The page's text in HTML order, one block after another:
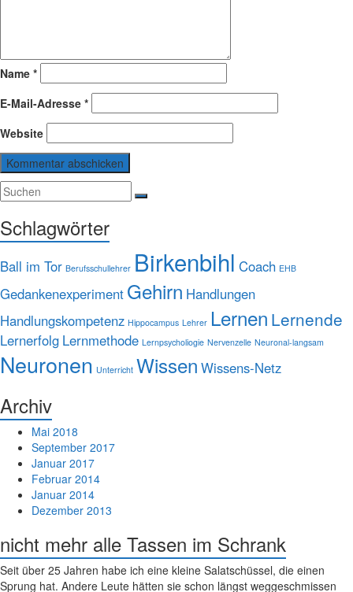
Name *
E-Mail-Adresse *
Website
Schlagwörter
Ball im Tor Berufsschullehrer Birkenbihl Coach EHB
Gedankenexperiment Gehirn Handlungen
Handlungskompetenz Hippocampus Lehrer Lernen Lernende
Lernerfolg Lernmethode Lernpsycholiogie Nervenzelle Neuronal-langsam
Neuronen Unterricht Wissen Wissens-Netz
Archiv
Mai 2018
September 2017
Januar 2017
Februar 2014
Januar 2014
Dezember 2013
nicht mehr alle Tassen im Schrank
Seit über 25 Jahren habe ich eine kleine Salatschüssel, die einen
Sprung hat. Andere Leute hätten sie schon längst weggeschmissen